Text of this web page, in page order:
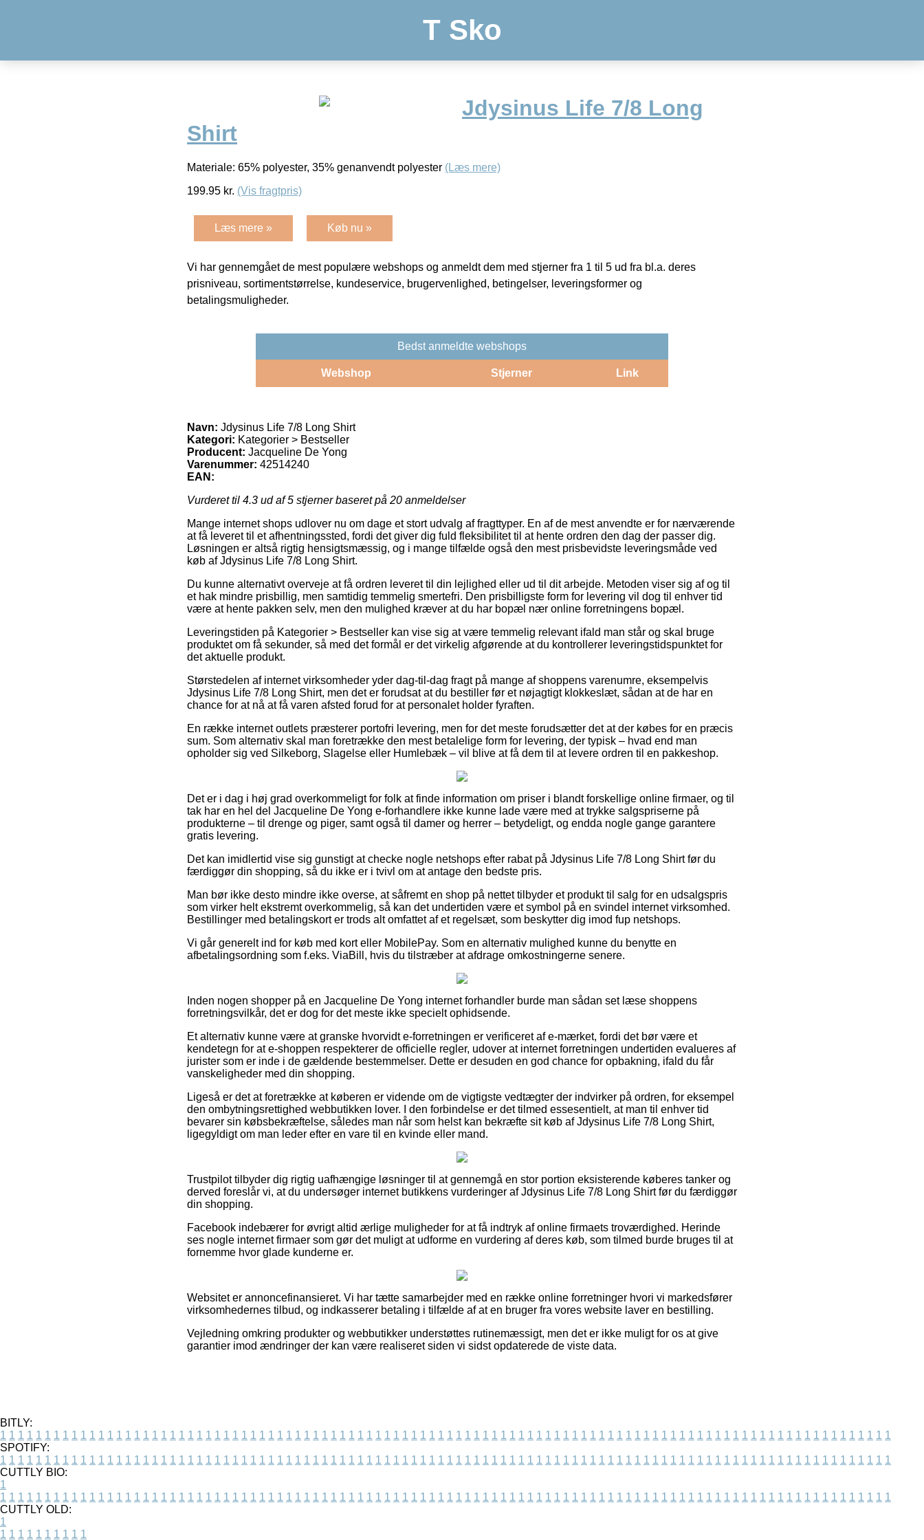
T Sko
Jdysinus Life 7/8 Long
Shirt
Materiale: 65% polyester, 35% genanvendt polyester (Læs mere)
199.95 kr. (Vis fragtpris)
Læs mere » Køb nu »
Vi har gennemgået de mest populære webshops og anmeldt dem med stjerner fra 1 til 5 ud fra bl.a. deres
prisniveau, sortimentstørrelse, kundeservice, brugervenlighed, betingelser, leveringsformer og
betalingsmuligheder.
Bedst anmeldte webshops
Webshop Stjerner Link
Navn: Jdysinus Life 7/8 Long Shirt
Kategori: Kategorier > Bestseller
Producent: Jacqueline De Yong
Varenummer: 42514240
EAN:
Vurderet til 4.3 ud af 5 stjerner baseret på 20 anmeldelser
Mange internet shops udlover nu om dage et stort udvalg af fragttyper. En af de mest anvendte er for nærværende
at få leveret til et afhentningssted, fordi det giver dig fuld fleksibilitet til at hente ordren den dag der passer dig.
Løsningen er altså rigtig hensigtsmæssig, og i mange tilfælde også den mest prisbevidste leveringsmåde ved
køb af Jdysinus Life 7/8 Long Shirt.
Du kunne alternativt overveje at få ordren leveret til din lejlighed eller ud til dit arbejde. Metoden viser sig af og til
et hak mindre prisbillig, men samtidig temmelig smertefri. Den prisbilligste form for levering vil dog til enhver tid
være at hente pakken selv, men den mulighed kræver at du har bopæl nær online forretningens bopæl.
Leveringstiden på Kategorier > Bestseller kan vise sig at være temmelig relevant ifald man står og skal bruge
produktet om få sekunder, så med det formål er det virkelig afgørende at du kontrollerer leveringstidspunktet for
det aktuelle produkt.
Størstedelen af internet virksomheder yder dag-til-dag fragt på mange af shoppens varenumre, eksempelvis
Jdysinus Life 7/8 Long Shirt, men det er forudsat at du bestiller før et nøjagtigt klokkeslæt, sådan at de har en
chance for at nå at få varen afsted forud for at personalet holder fyraften.
En række internet outlets præsterer portofri levering, men for det meste forudsætter det at der købes for en præcis
sum. Som alternativ skal man foretrække den mest betalelige form for levering, der typisk – hvad end man
opholder sig ved Silkeborg, Slagelse eller Humlebæk – vil blive at få dem til at levere ordren til en pakkeshop.
Det er i dag i høj grad overkommeligt for folk at finde information om priser i blandt forskellige online firmaer, og til
tak har en hel del Jacqueline De Yong e-forhandlere ikke kunne lade være med at trykke salgspriserne på
produkterne – til drenge og piger, samt også til damer og herrer – betydeligt, og endda nogle gange garantere
gratis levering.
Det kan imidlertid vise sig gunstigt at checke nogle netshops efter rabat på Jdysinus Life 7/8 Long Shirt før du
færdiggør din shopping, så du ikke er i tvivl om at antage den bedste pris.
Man bør ikke desto mindre ikke overse, at såfremt en shop på nettet tilbyder et produkt til salg for en udsalgspris
som virker helt ekstremt overkommelig, så kan det undertiden være et symbol på en svindel internet virksomhed.
Bestillinger med betalingskort er trods alt omfattet af et regelsæt, som beskytter dig imod fup netshops.
Vi går generelt ind for køb med kort eller MobilePay. Som en alternativ mulighed kunne du benytte en
afbetalingsordning som f.eks. ViaBill, hvis du tilstræber at afdrage omkostningerne senere.
Inden nogen shopper på en Jacqueline De Yong internet forhandler burde man sådan set læse shoppens
forretningsvilkår, det er dog for det meste ikke specielt ophidsende.
Et alternativ kunne være at granske hvorvidt e-forretningen er verificeret af e-mærket, fordi det bør være et
kendetegn for at e-shoppen respekterer de officielle regler, udover at internet forretningen undertiden evalueres af
jurister som er inde i de gældende bestemmelser. Dette er desuden en god chance for opbakning, ifald du får
vanskeligheder med din shopping.
Ligeså er det at foretrække at køberen er vidende om de vigtigste vedtægter der indvirker på ordren, for eksempel
den ombytningsrettighed webbutikken lover. I den forbindelse er det tilmed essesentielt, at man til enhver tid
bevarer sin købsbekræftelse, således man når som helst kan bekræfte sit køb af Jdysinus Life 7/8 Long Shirt,
ligegyldigt om man leder efter en vare til en kvinde eller mand.
Trustpilot tilbyder dig rigtig uafhængige løsninger til at gennemgå en stor portion eksisterende køberes tanker og
derved foreslår vi, at du undersøger internet butikkens vurderinger af Jdysinus Life 7/8 Long Shirt før du færdiggør
din shopping.
Facebook indebærer for øvrigt altid ærlige muligheder for at få indtryk af online firmaets troværdighed. Herinde
ses nogle internet firmaer som gør det muligt at udforme en vurdering af deres køb, som tilmed burde bruges til at
fornemme hvor glade kunderne er.
Websitet er annoncefinansieret. Vi har tætte samarbejder med en række online forretninger hvori vi markedsfører
virksomhedernes tilbud, og indkasserer betaling i tilfælde af at en bruger fra vores website laver en bestilling.
Vejledning omkring produkter og webbutikker understøttes rutinemæssigt, men det er ikke muligt for os at give
garantier imod ændringer der kan være realiseret siden vi sidst opdaterede de viste data.
BITLY:
1 1 1 1 1 1 1 1 1 1 1 1 1 1 1 1 1 1 1 1 1 1 1 1 1 1 1 1 1 1 1 1 1 1 1 1 1 1 1 1 1 1 1 1 1 1 1 1 1 1 1 1 1 1 1 1 1 1 1 1 1 1 1 1 1 1 1 1 1 1 1 1 1 1 1 1 1 1 1 1 1 1 1 1 1 1 1 1 1 1 1 1 1 1 1 1 1 1 1 1
SPOTIFY:
1 1 1 1 1 1 1 1 1 1 1 1 1 1 1 1 1 1 1 1 1 1 1 1 1 1 1 1 1 1 1 1 1 1 1 1 1 1 1 1 1 1 1 1 1 1 1 1 1 1 1 1 1 1 1 1 1 1 1 1 1 1 1 1 1 1 1 1 1 1 1 1 1 1 1 1 1 1 1 1 1 1 1 1 1 1 1 1 1 1 1 1 1 1 1 1 1 1 1 1
CUTTLY BIO:
1
1 1 1 1 1 1 1 1 1 1 1 1 1 1 1 1 1 1 1 1 1 1 1 1 1 1 1 1 1 1 1 1 1 1 1 1 1 1 1 1 1 1 1 1 1 1 1 1 1 1 1 1 1 1 1 1 1 1 1 1 1 1 1 1 1 1 1 1 1 1 1 1 1 1 1 1 1 1 1 1 1 1 1 1 1 1 1 1 1 1 1 1 1 1 1 1 1 1 1 1
CUTTLY OLD:
1
1 1 1 1 1 1 1 1 1 1